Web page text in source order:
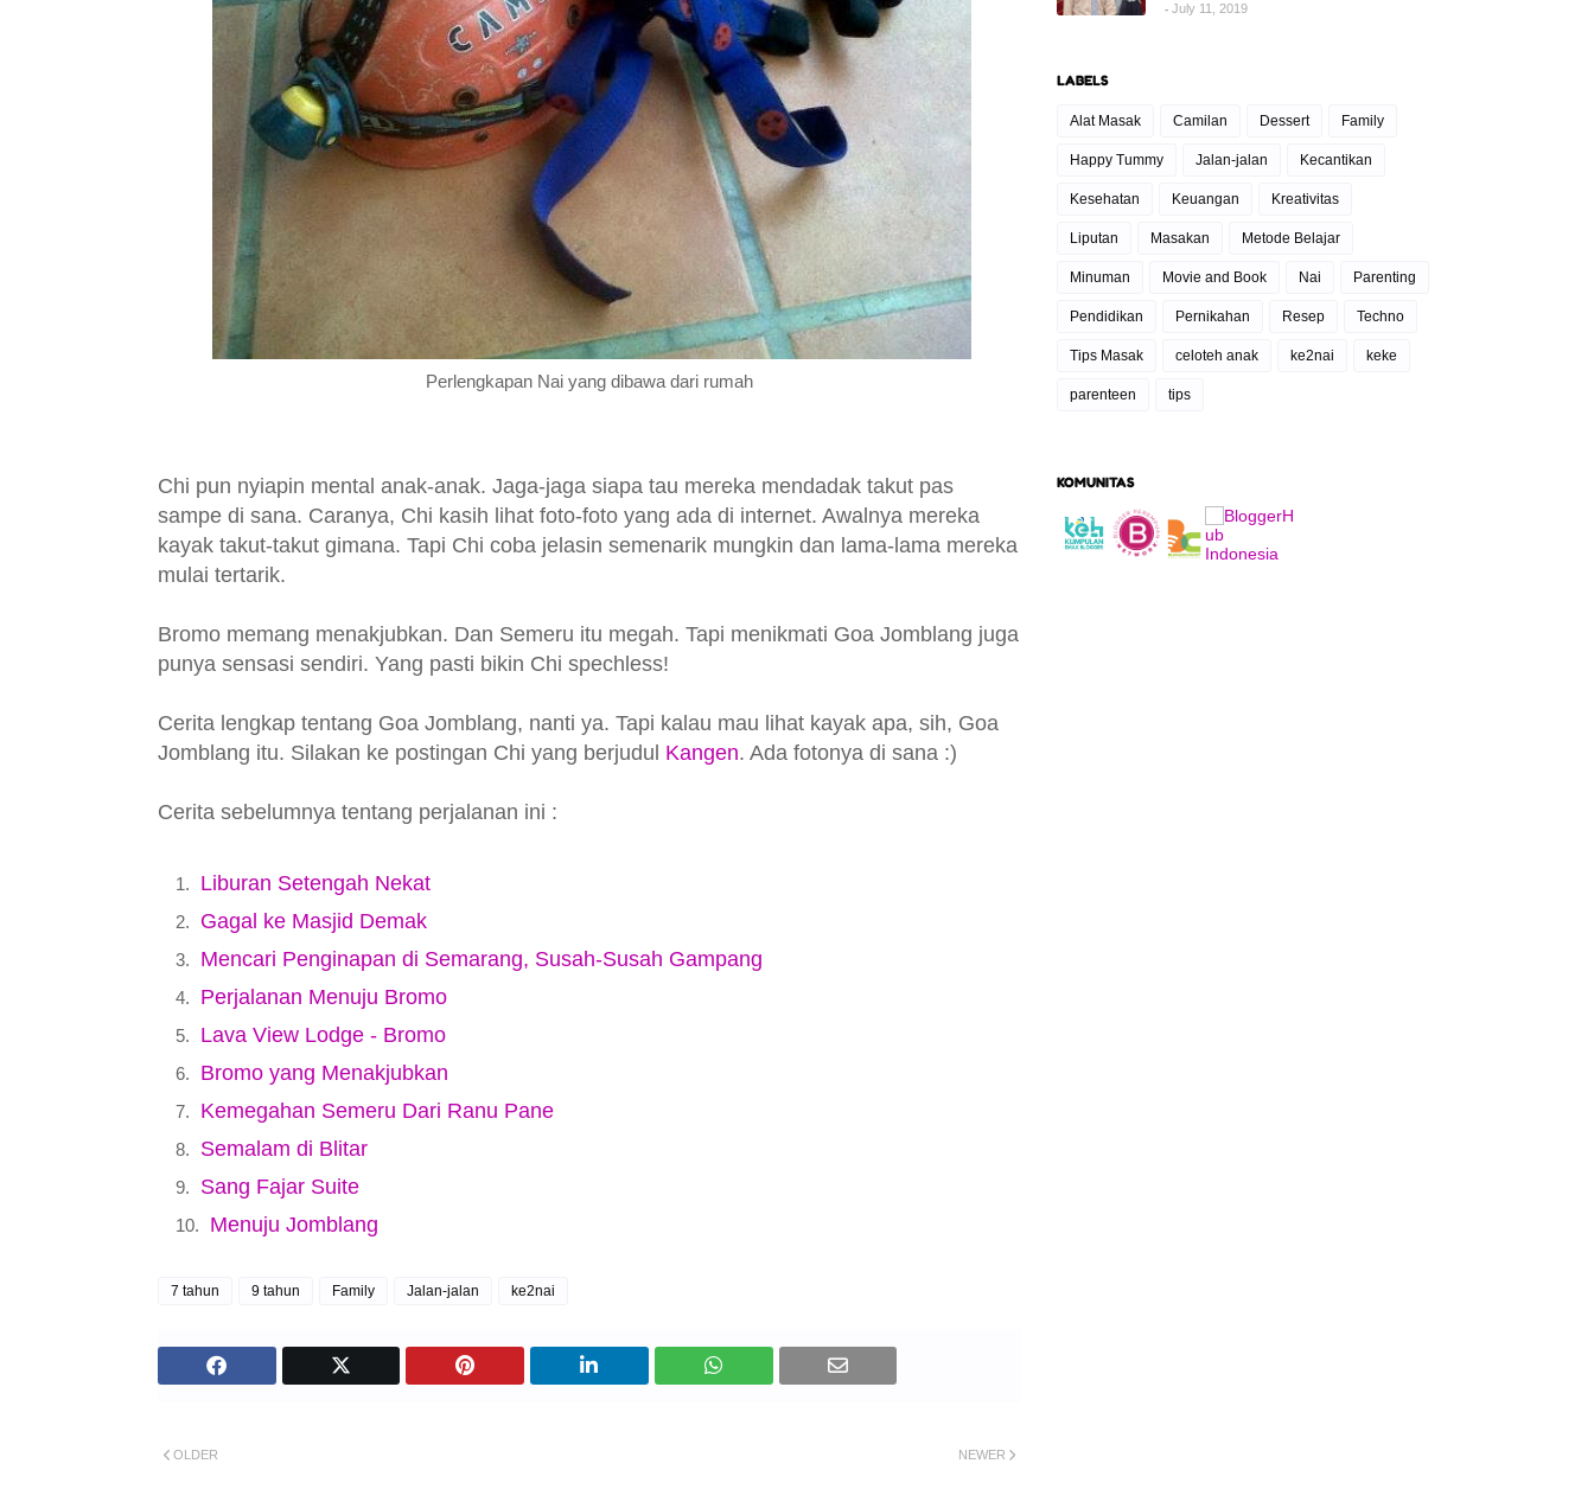
Perlengkapan Nai yang dibawa dari rumah
Chi pun nyiapin mental anak-anak. Jaga-jaga siapa tau mereka mendadak takut pas
sampe di sana. Caranya, Chi kasih lihat foto-foto yang ada di internet. Awalnya mereka
kayak takut-takut gimana. Tapi Chi coba jelasin semenarik mungkin dan lama-lama mereka
mulai tertarik.
Bromo memang menakjubkan. Dan Semeru itu megah. Tapi menikmati Goa Jomblang juga
punya sensasi sendiri. Yang pasti bikin Chi spechless!
Cerita lengkap tentang Goa Jomblang, nanti ya. Tapi kalau mau lihat kayak apa, sih, Goa
Jomblang itu. Silakan ke postingan Chi yang berjudul Kangen. Ada fotonya di sana :)
Cerita sebelumnya tentang perjalanan ini :
Liburan Setengah Nekat
Gagal ke Masjid Demak
Mencari Penginapan di Semarang, Susah-Susah Gampang
Perjalanan Menuju Bromo
Lava View Lodge - Bromo
Bromo yang Menakjubkan
Kemegahan Semeru Dari Ranu Pane
Semalam di Blitar
Sang Fajar Suite
Menuju Jomblang
7 tahun 9 tahun Family Jalan-jalan ke2nai
NEWER
OLDER
July 11, 2019
LABELS
Alat Masak Camilan Dessert Family
Happy Tummy Jalan-jalan Kecantikan
Kesehatan Keuangan Kreativitas
Liputan Masakan Metode Belajar
Minuman Movie and Book Nai Parenting
Pendidikan Pernikahan Resep Techno
Tips Masak celoteh anak ke2nai keke
parenteen tips
KOMUNITAS